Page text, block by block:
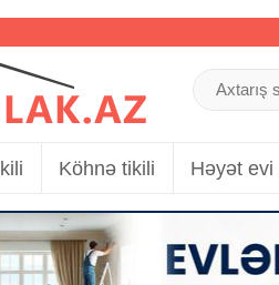
Köhnə tikili Həyət evi